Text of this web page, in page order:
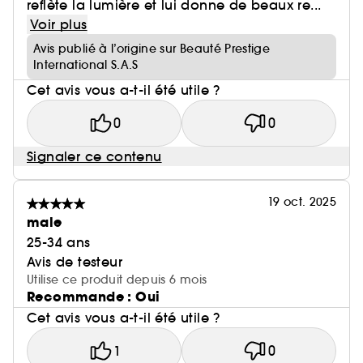
reflète la lumière et lui donne de beaux re...
Voir plus
Avis publié à l’origine sur Beauté Prestige
International S.A.S
Cet avis vous a-t-il été utile ?
0 0
Signaler ce contenu
19 oct. 2025
male
25-34 ans
Avis de testeur
Utilise ce produit depuis 6 mois
Recommande : Oui
Cet avis vous a-t-il été utile ?
1 0